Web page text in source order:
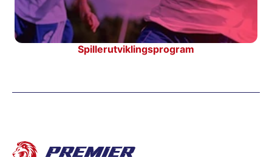
Spillerutviklingsprogram